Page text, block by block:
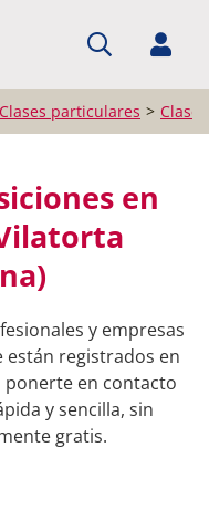
Clases particulares
en
y empresas
están registrados en
ponerte en contacto
y sencilla, sin
gratis.